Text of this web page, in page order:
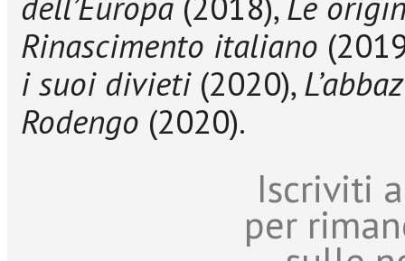
Rinascimento italiano
i suoi divieti(2020),
Rodengo (2020).
Iscriviti
per